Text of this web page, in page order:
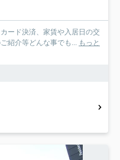
ード決済、家賃や入居日の交
紹介等どんな事でも... もっと